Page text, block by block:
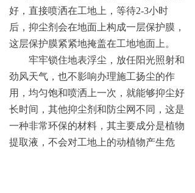
好，直接喷洒在工地上，等待2-3小时
后，抑尘剂会在地面上构成一层保护膜，
这层保护膜紧紧地掩盖在工地地面上。
牢牢锁住地表浮尘，放任阳光照射和
劲风天气，也不影响办理施工扬尘的作
用，均匀饱和喷洒上一次，就能够抑尘好
长时间，其他抑尘剂和防尘网不同，这是
一种非常环保的材料，其主要成分是植物
提取液，不会对工地上的动植物产生危